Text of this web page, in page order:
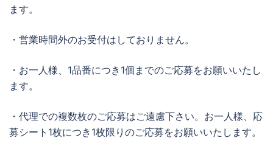
ます。
・営業時間外のお受付はしておりません。
・お一人様、1品番につき1個までのご応募をお願いいたし
ます。
・代理での複数枚のご応募はご遠慮下さい。お一人様、応
募シート1枚につき1枚限りのご応募をお願いいたします。